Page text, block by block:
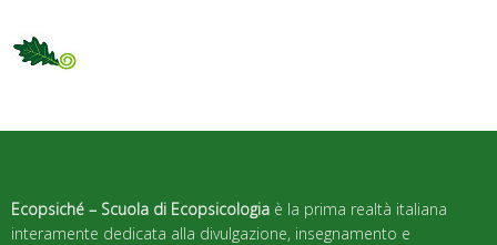
Ecopsiché – Scuola di Ecopsicologia è la prima realtà italiana
interamente dedicata alla divulgazione, insegnamento e